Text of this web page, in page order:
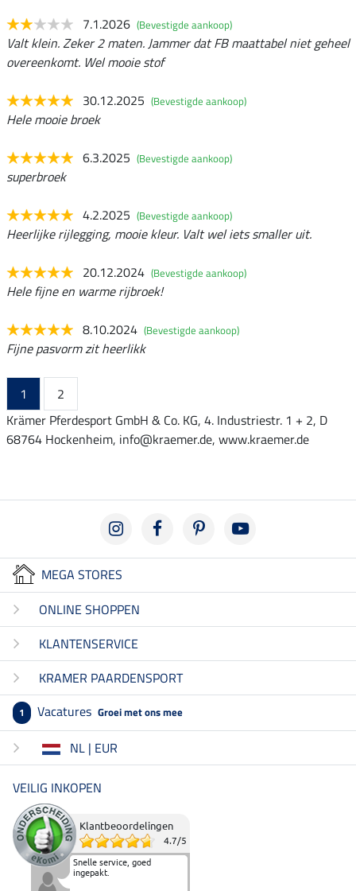
7.1.2026 (Bevestigde aankoop)
Valt klein. Zeker 2 maten. Jammer dat FB maattabel niet geheel
overeenkomt. Wel mooie stof
30.12.2025 (Bevestigde aankoop)
Hele mooie broek
6.3.2025 (Bevestigde aankoop)
superbroek
4.2.2025 (Bevestigde aankoop)
Heerlijke rijlegging, mooie kleur. Valt wel iets smaller uit.
20.12.2024 (Bevestigde aankoop)
Hele fijne en warme rijbroek!
8.10.2024 (Bevestigde aankoop)
Fijne pasvorm zit heerlikk
1
2
Krämer Pferdesport GmbH & Co. KG, 4. Industriestr. 1 + 2, D
68764 Hockenheim, info@kraemer.de, www.kraemer.de
MEGA STORES
ONLINE SHOPPEN
KLANTENSERVICE
KRAMER PAARDENSPORT
1 Vacatures Groei met ons mee
NL | EUR
VEILIG INKOPEN
Klantbeoordelingen
4.7/5
Snelle service, goed
ingepakt.